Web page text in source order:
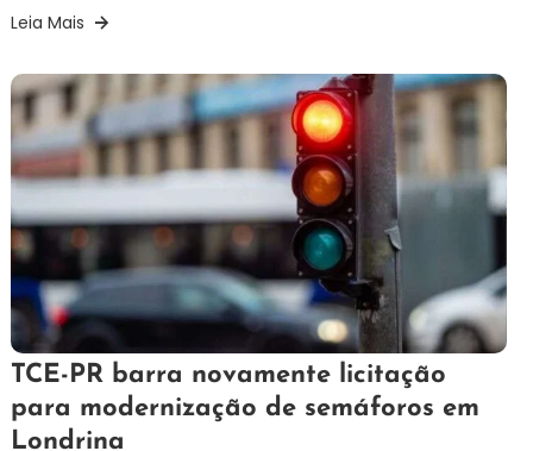
Leia Mais
3
junho
de
Redação
TCE-PR barra novamente licitação
para modernização de semáforos em
Londrina